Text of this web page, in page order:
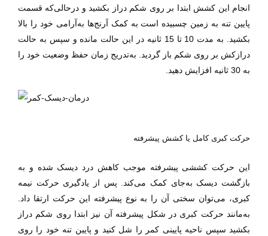
انجام این کشش ابتدا بر روی شکم دراز بکشید و درحالی‌که قسمت
پایین تنه به زمین چسبیده است به کمک آرنج‌ها به‌آرامی خود را بالا
بکشید. به مدت 10 تا 15 ثانیه در این حالت مانده و سپس به حالت
درازکش بر روی شکم باز گردید. به‌تدریج زمان حفظ وضعیت خود را
به 30 ثانیه افزایش دهید.
حرکت کبری کامل یا کشش پیشرفته
این حرکت کششی پیشرفته موجب کاهش درد دیسک شده و به
بازگشت دیسک به‌جای کمک می‌کند. پس از یادگیری حرکت نیمه
کبری، می‌توان سختی آن را به نوع پیشرفته این حرکت ارتقا داد.
به‌مانند حرکت کبری در شکل پیشرفته آن نیز ابتدا روی شکم دراز
بکشید سپس ناحیه پایینی کمر را شل کنید و پایین تنه خود را روی